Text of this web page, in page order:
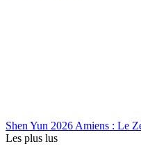
Shen Yun 2026 Amiens : Le
Les plus lus